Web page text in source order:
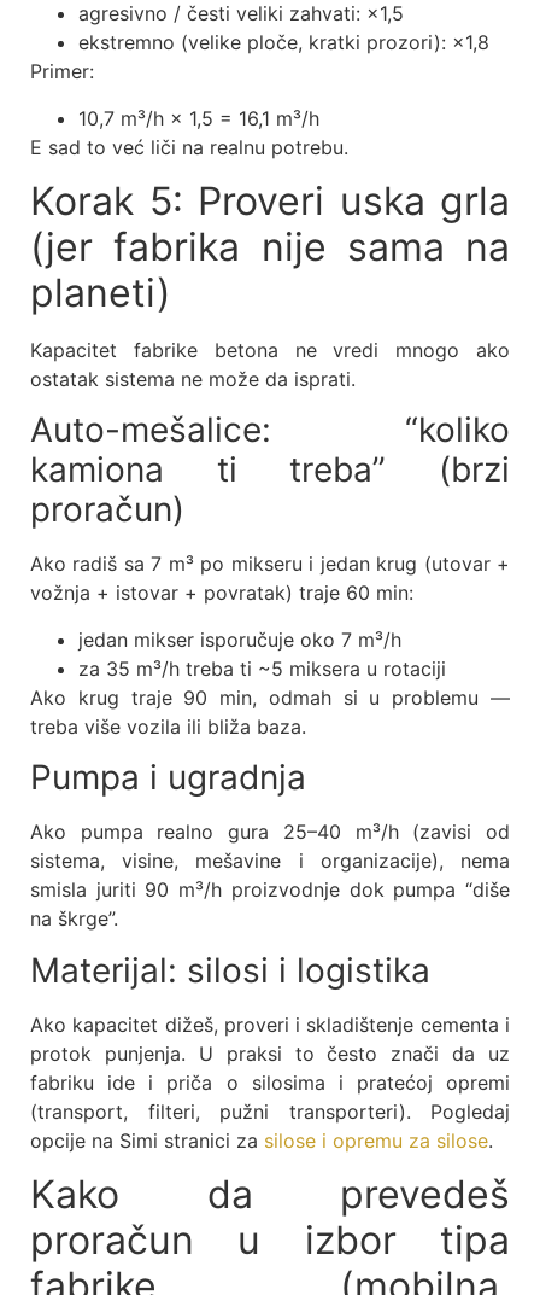
agresivno / česti veliki zahvati: ×1,5
ekstremno (velike ploče, kratki prozori): ×1,8
Primer:
10,7 m³/h × 1,5 = 16,1 m³/h
E sad to već liči na realnu potrebu.
Korak 5: Proveri uska grla
(jer fabrika nije sama na
planeti)
Kapacitet fabrike betona ne vredi mnogo ako
ostatak sistema ne može da isprati.
Auto-mešalice: “koliko
kamiona ti treba” (brzi
proračun)
Ako radiš sa 7 m³ po mikseru i jedan krug (utovar +
vožnja + istovar + povratak) traje 60 min:
jedan mikser isporučuje oko 7 m³/h
za 35 m³/h treba ti ~5 miksera u rotaciji
Ako krug traje 90 min, odmah si u problemu —
treba više vozila ili bliža baza.
Pumpa i ugradnja
Ako pumpa realno gura 25–40 m³/h (zavisi od
sistema, visine, mešavine i organizacije), nema
smisla juriti 90 m³/h proizvodnje dok pumpa “diše
na škrge”.
Materijal: silosi i logistika
Ako kapacitet dižeš, proveri i skladištenje cementa i
protok punjenja. U praksi to često znači da uz
fabriku ide i priča o silosima i pratećoj opremi
(transport, filteri, pužni transporteri). Pogledaj
opcije na Simi stranici za silose i opremu za silose.
Kako da prevedeš
proračun u izbor tipa